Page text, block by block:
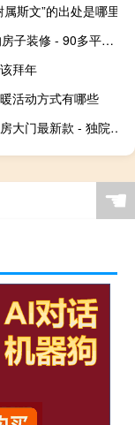
属斯文”的出处是哪里
90平方的房子装修 - 90多平米房子装修
拜年
活动方式有哪些
农村自建房大门最新款 - 独院大门图片大全
☚